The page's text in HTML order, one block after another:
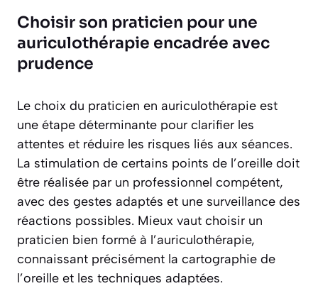
Choisir son praticien pour une
auriculothérapie encadrée avec
prudence
Le choix du praticien en auriculothérapie est
une étape déterminante pour clarifier les
attentes et réduire les risques liés aux séances.
La stimulation de certains points de l’oreille doit
être réalisée par un professionnel compétent,
avec des gestes adaptés et une surveillance des
réactions possibles. Mieux vaut choisir un
praticien bien formé à l’auriculothérapie,
connaissant précisément la cartographie de
l’oreille et les techniques adaptées.